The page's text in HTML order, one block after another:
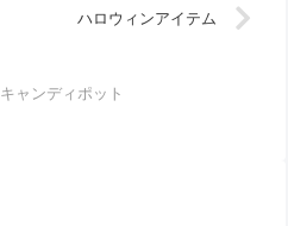
ハロウィンアイテム
キャンディポット